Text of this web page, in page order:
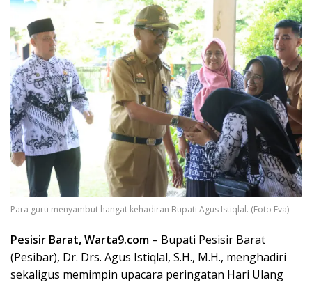
Para guru menyambut hangat kehadiran Bupati Agus Istiqlal. (Foto Eva)
Pesisir Barat, Warta9.com – Bupati Pesisir Barat
(Pesibar), Dr. Drs. Agus Istiqlal, S.H., M.H., menghadiri
sekaligus memimpin upacara peringatan Hari Ulang